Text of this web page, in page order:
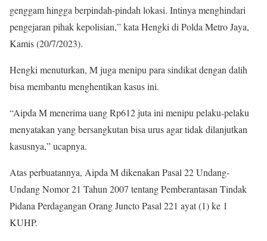
genggam hingga berpindah-pindah lokasi. Intinya menghindari
pengejaran pihak kepolisian,” kata Hengki di Polda Metro Jaya,
Kamis (20/7/2023).
Hengki menuturkan, M juga menipu para sindikat dengan dalih
bisa membantu menghentikan kasus ini.
“Aipda M menerima uang Rp612 juta ini menipu pelaku-pelaku
menyatakan yang bersangkutan bisa urus agar tidak dilanjutkan
kasusnya,” ucapnya.
Atas perbuatannya, Aipda M dikenakan Pasal 22 Undang-
Undang Nomor 21 Tahun 2007 tentang Pemberantasan Tindak
Pidana Perdagangan Orang Juncto Pasal 221 ayat (1) ke 1
KUHP.